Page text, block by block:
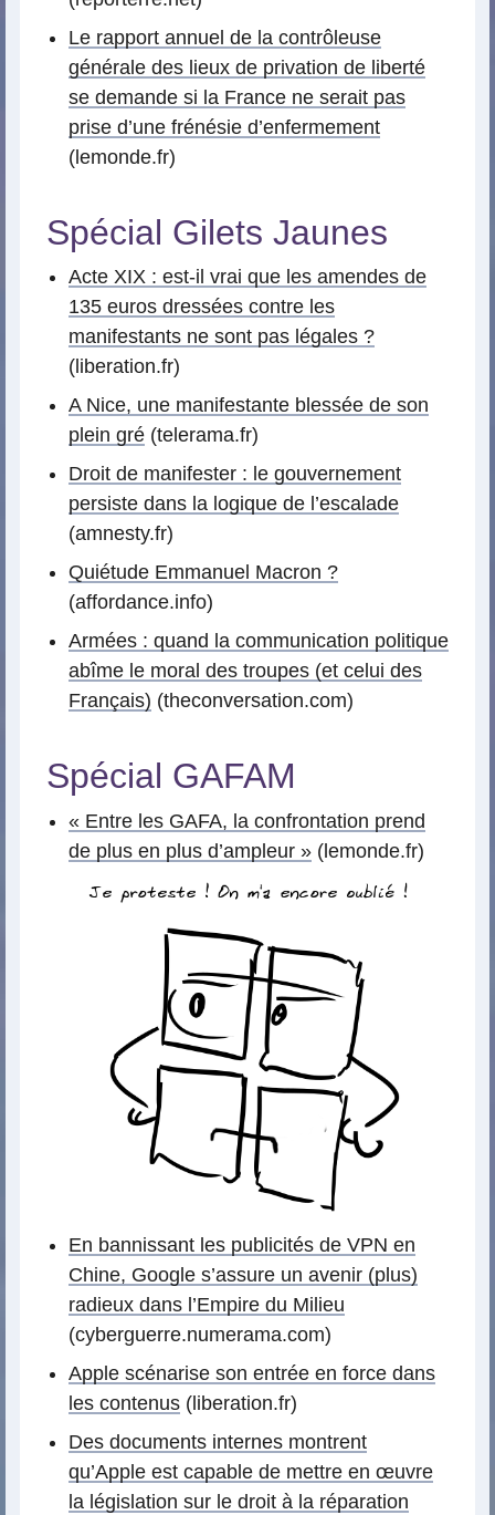
Le rapport annuel de la contrôleuse
générale des lieux de privation de liberté
se demande si la France ne serait pas
prise d’une frénésie d’enfermement
(lemonde.fr)
Spécial Gilets Jaunes
Acte XIX : est-il vrai que les amendes de
135 euros dressées contre les
manifestants ne sont pas légales ?
(liberation.fr)
A Nice, une manifestante blessée de son
plein gré (telerama.fr)
Droit de manifester : le gouvernement
persiste dans la logique de l’escalade
(amnesty.fr)
Quiétude Emmanuel Macron ?
(affordance.info)
Armées : quand la communication politique
abîme le moral des troupes (et celui des
Français) (theconversation.com)
Spécial GAFAM
« Entre les GAFA, la confrontation prend
de plus en plus d’ampleur » (lemonde.fr)
En bannissant les publicités de VPN en
Chine, Google s’assure un avenir (plus)
radieux dans l’Empire du Milieu
(cyberguerre.numerama.com)
Apple scénarise son entrée en force dans
les contenus (liberation.fr)
Des documents internes montrent
qu’Apple est capable de mettre en œuvre
la législation sur le droit à la réparation